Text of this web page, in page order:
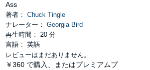
Ass
著者： Chuck Tingle
ナレーター： Georgia Bird
再生時間： 20 分
言語： 英語
レビューはまだありません。
￥360 で購入、またはプレミアムプ